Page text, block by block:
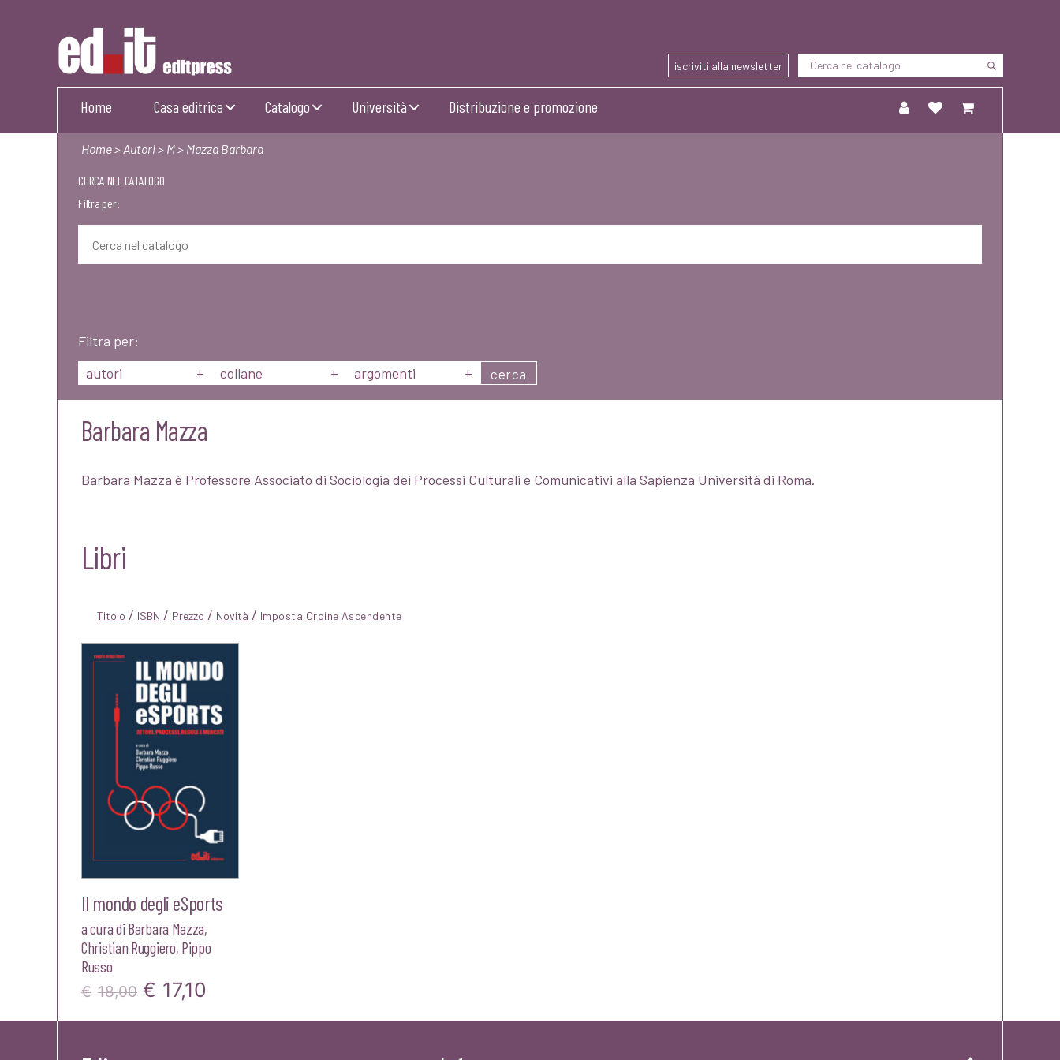
Editpress
iscriviti alla newsletter
Home Casa editrice Catalogo Università Distribuzione e promozione
Home> Autori> M> Mazza Barbara
CERCA NEL CATALOGO
Filtra per:
Filtra per:
autori
+ collane + argomenti + cerca
Barbara Mazza
Barbara Mazza è Professore Associato di Sociologia dei Processi Culturali e Comunicativi alla Sapienza Università di Roma.
Libri
Titolo / ISBN / Prezzo / Novità /
Il mondo degli eSports
a cura di Barbara Mazza,
Christian Ruggiero, Pippo
Russo
€ 18,00 Il
prezzo
€ 17,10
prezzo